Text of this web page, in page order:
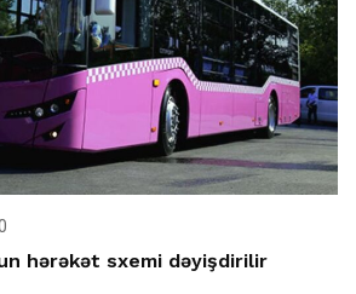
hərəkət sxemi dəyişdirilir